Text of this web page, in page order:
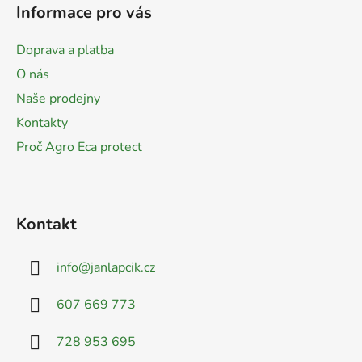
Informace pro vás
Doprava a platba
O nás
Naše prodejny
Kontakty
Proč Agro Eca protect
Kontakt
info@janlapcik.cz
607 669 773
728 953 695